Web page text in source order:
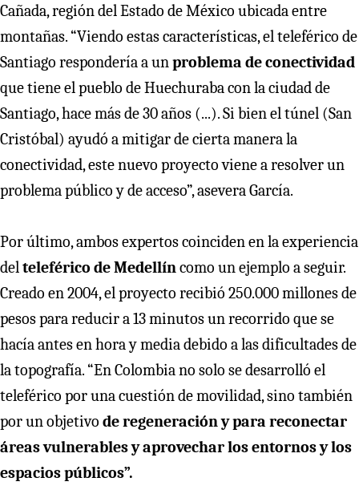
Cañada, región del Estado de México ubicada entre
montañas. “Viendo estas características, el teleférico de
Santiago respondería a unproblema de conectividad
que tiene el pueblo de Huechuraba con la ciudad de
Santiago, hace más de 30 años (...). Si bien el túnel (San
Cristóbal) ayudó a mitigar de cierta manera la
conectividad, este nuevo proyecto viene a resolver un
problema público y de acceso”, asevera García.
Por último, ambos expertos coinciden en la experiencia
delteleférico de Medellíncomo un ejemplo a seguir.
Creado en 2004, el proyecto recibió 250.000 millones de
pesos para reducir a 13 minutos un recorrido que se
hacía antes en hora y media debido a las dificultades de
la topografía. “En Colombia no solo se desarrolló el
teleférico por una cuestión de movilidad, sino también
por un objetivo de regeneración y para reconectar
áreas vulnerables y aprovechar los entornos y los
espacios públicos”.